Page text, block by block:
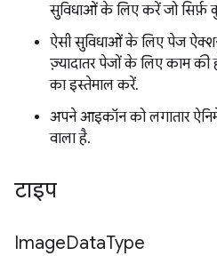
सुविधाओं के लिए करें जो सिर्फ़
ऐसी सुविधाओं के लिए पेज
ज़्यादातर पेजों के लिए काम की
का इस्तेमाल करें.
अपने आइकॉन को लगातार
वाला है.
टाइप
ImageDataType